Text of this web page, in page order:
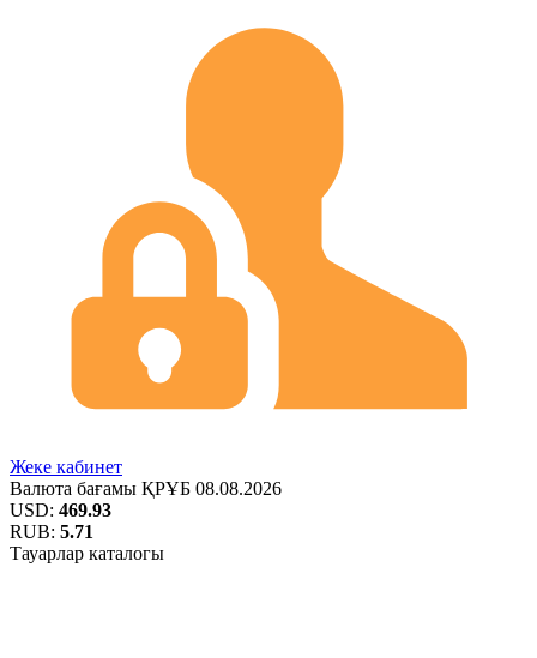
Жеке кабинет
Валюта бағамы ҚРҰБ 08.08.2026
USD: 469.93
RUB: 5.71
Тауарлар каталогы